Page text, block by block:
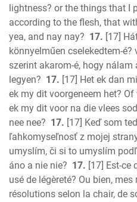
lightness? or the things that I
according to the flesh, that
yea, and nay nay? 17. [17]
könnyelműen cselekedtem-
szerint akarom-é, hogy nálam
legyen? 17. [17] Het ek dan
ek my dit voorgeneem het?
ek my dit voor na die vlees
nee nee? 17. [17] Keď som
ľahkomyseľnosť z mojej
umyslím, či si to umyslím
áno a nie nie? 17. [17] Est-ce
usé de légèreté? Ou bien,
résolutions selon la chair, de